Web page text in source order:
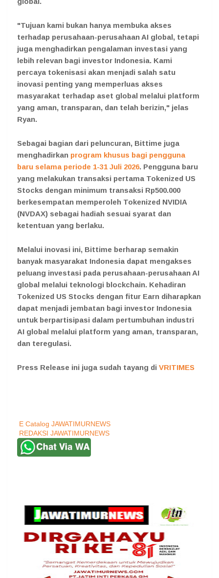
"Tujuan kami bukan hanya membuka akses
terhadap perusahaan-perusahaan AI global, tetapi
juga menghadirkan pengalaman investasi yang
lebih relevan bagi investor Indonesia. Kami
percaya tokenisasi akan menjadi salah satu
inovasi penting yang memperluas akses
masyarakat terhadap aset global melalui platform
yang aman, transparan, dan telah berizin," jelas
Ryan.
Sebagai bagian dari peluncuran, Bittime juga
menghadirkan program khusus bagi pengguna
baru selama periode 1-31 Juli 2026. Pengguna baru
yang melakukan transaksi pertama Tokenized US
Stocks dengan minimum transaksi Rp500.000
berkesempatan memperoleh Tokenized NVIDIA
(NVDAX) sebagai hadiah sesuai syarat dan
ketentuan yang berlaku.
Melalui inovasi ini, Bittime berharap semakin
banyak masyarakat Indonesia dapat mengakses
peluang investasi pada perusahaan-perusahaan AI
global melalui teknologi blockchain. Kehadiran
Tokenized US Stocks dengan fitur Earn diharapkan
dapat menjadi jembatan bagi investor Indonesia
untuk berpartisipasi dalam pertumbuhan industri
AI global melalui platform yang aman, transparan,
dan teregulasi.
Press Release ini juga sudah tayang di VRITIMES
E Catalog JAWATIMURNEWS
REDAKSI JAWATIMURNEWS